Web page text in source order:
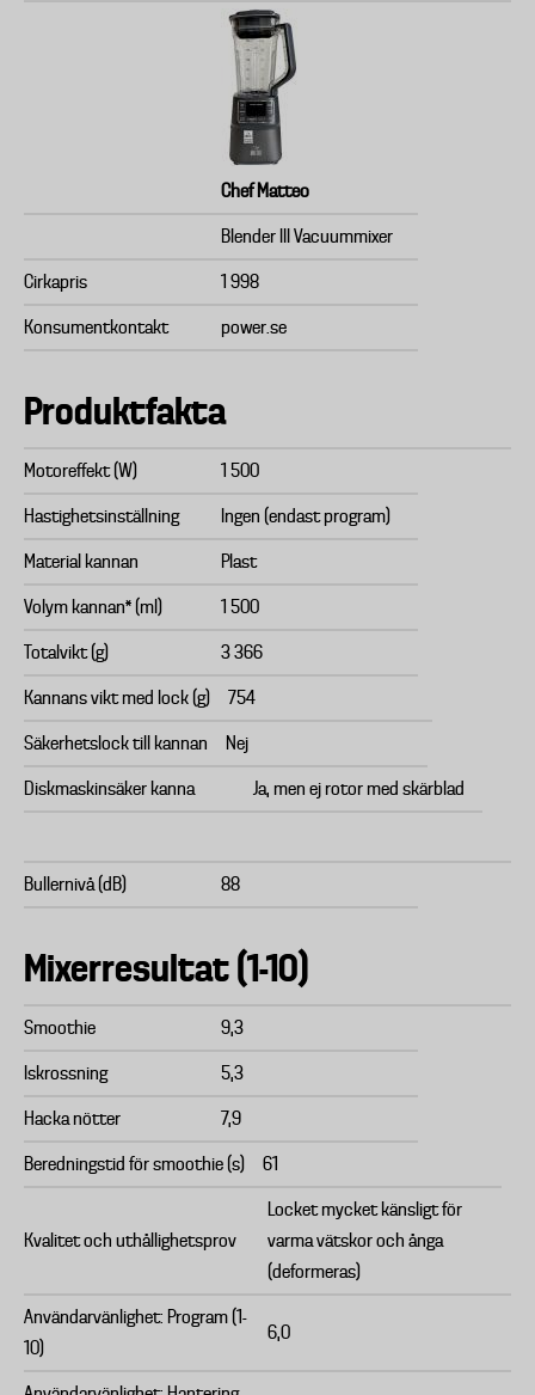
Chef Matteo
Blender III Vacuummixer
Cirkapris 1 998
Konsumentkontakt power.se
Produktfakta
Motoreffekt (W) 1 500
Hastighetsinställning Ingen (endast program)
Material kannan Plast
Volym kannan* (ml) 1 500
Totalvikt (g) 3 366
Kannans vikt med lock (g) 754
Säkerhetslock till kannan Nej
Diskmaskinsäker kanna Ja, men ej rotor med skärblad
Bullernivå (dB) 88
Mixerresultat (1-10)
Smoothie 9,3
Iskrossning 5,3
Hacka nötter 7,9
Beredningstid för smoothie (s) 61
Kvalitet och uthållighetsprov
Locket mycket känsligt för
varma vätskor och ånga
(deformeras)
Användarvänlighet: Program (1-
10)
6,0